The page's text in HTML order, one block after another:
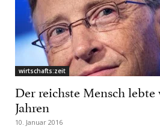
wirtschafts:zeit
Der reichste Mensch lebte
Jahren
10. Januar 2016